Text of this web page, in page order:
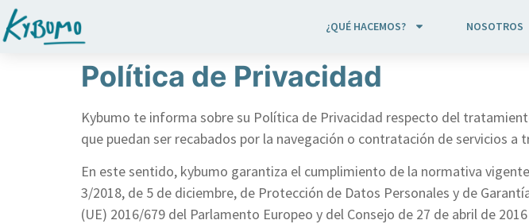
¿QUÉ HACEMOS? NOSOTROS
Política de Privacidad
Kybumo te informa sobre su Política de Privacidad respecto del
que puedan ser recabados por la navegación o contratación de servicios a
En este sentido, kybumo garantiza el cumplimiento de la normativa
3/2018, de 5 de diciembre, de Protección de Datos Personales y de
(UE) 2016/679 del Parlamento Europeo y del Consejo de 27 de abril de